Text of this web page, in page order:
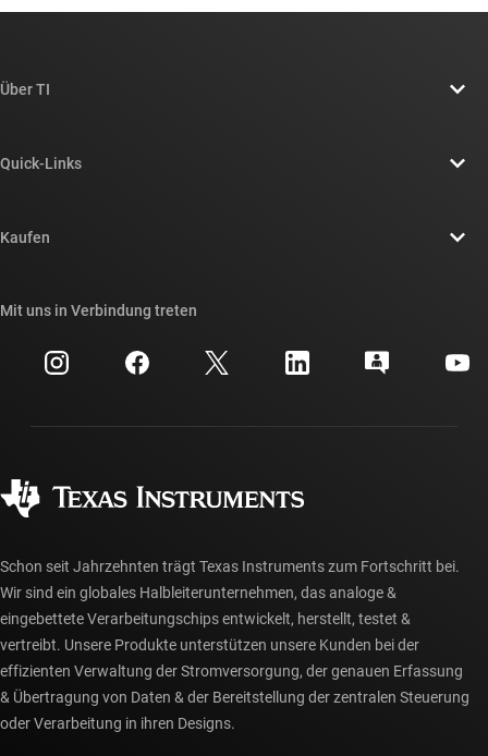
Über TI
Newsroom
Investorenbeziehungen
Fertigung
Quick-Links
Querverweis-Suche
Kundensupportzentrum
myTI-Konto FAQs
Kaufen
Häufig gestellte Fragen zu Bestellungen
Mit uns in Verbindung treten
Schon seit Jahrzehnten trägt Texas Instruments zum Fortschritt bei.
Wir sind ein globales Halbleiterunternehmen, das analoge &
eingebettete Verarbeitungschips entwickelt, herstellt, testet &
vertreibt. Unsere Produkte unterstützen unsere Kunden bei der
effizienten Verwaltung der Stromversorgung, der genauen Erfassung
& Übertragung von Daten & der Bereitstellung der zentralen Steuerung
oder Verarbeitung in ihren Designs.